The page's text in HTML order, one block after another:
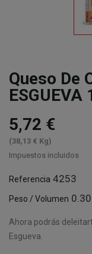
Queso De
ESGUEVA
5,72 €
(38,13 € Kg)
Impuestos incluidos
Referencia 4253
Peso / Volumen
Ahora podrás
Esgueva.